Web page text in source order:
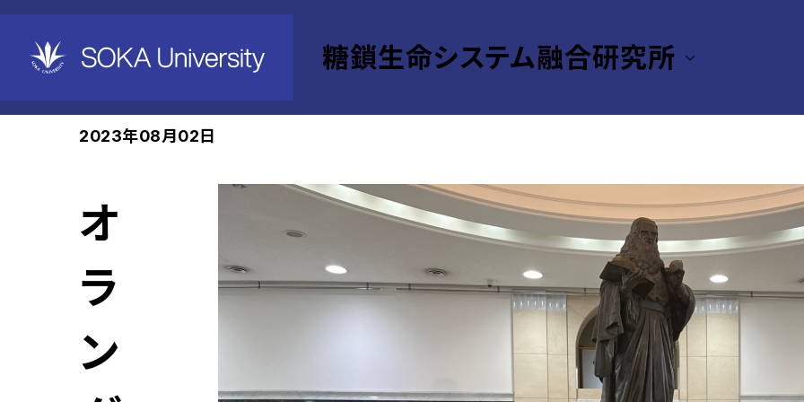
糖鎖生命システム融合研究所
ホーム 糖鎖生命システム融合研究所 News
2023年08月02日
オ
ラ
ン